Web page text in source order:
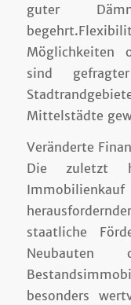
guter
Möglichkeiten
sind
Mittelstädte
Veränderte
Die zuletzt
staatliche
Neubauten
besonders